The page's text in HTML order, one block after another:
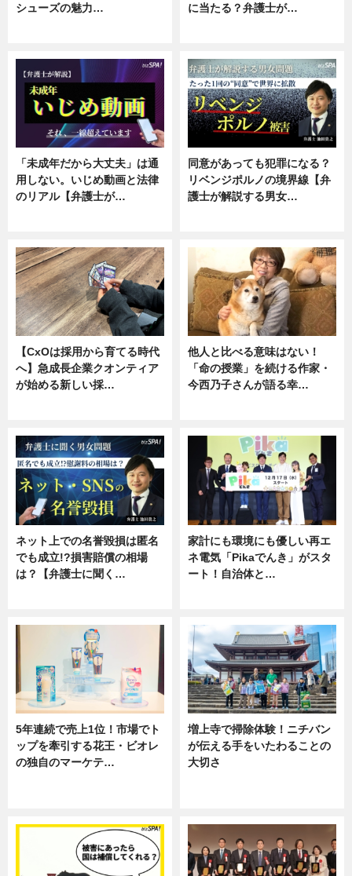
シューズの魅力… に当たる？弁護士が…
「未成年だから大丈夫」は通
用しない。いじめ動画と法律
のリアル【弁護士が…
同意があっても犯罪になる？
リベンジポルノの境界線【弁
護士が解説する男女…
【CxOは採用から育てる時代
へ】急成長企業クオンティア
が始める新しい採…
他人と比べる意味はない！
「命の授業」を続ける作家・
今西乃子さんが語る幸…
ネット上での名誉毀損は匿名
でも成立!?損害賠償の相場
は？【弁護士に聞く…
家計にも環境にも優しい再エ
ネ電気「Pikaでんき」がスタ
ート！自治体と…
5年連続で売上1位！市場でト
ップを牽引する花王・ビオレ
の独自のマーケテ…
増上寺で掃除体験！ニチバン
が伝える手をいたわることの
大切さ